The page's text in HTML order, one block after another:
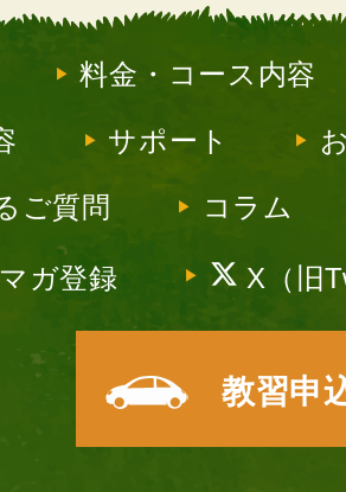
料金・コース内容
サポート
ご質問 コラム
ガ登録 X（旧
教習申